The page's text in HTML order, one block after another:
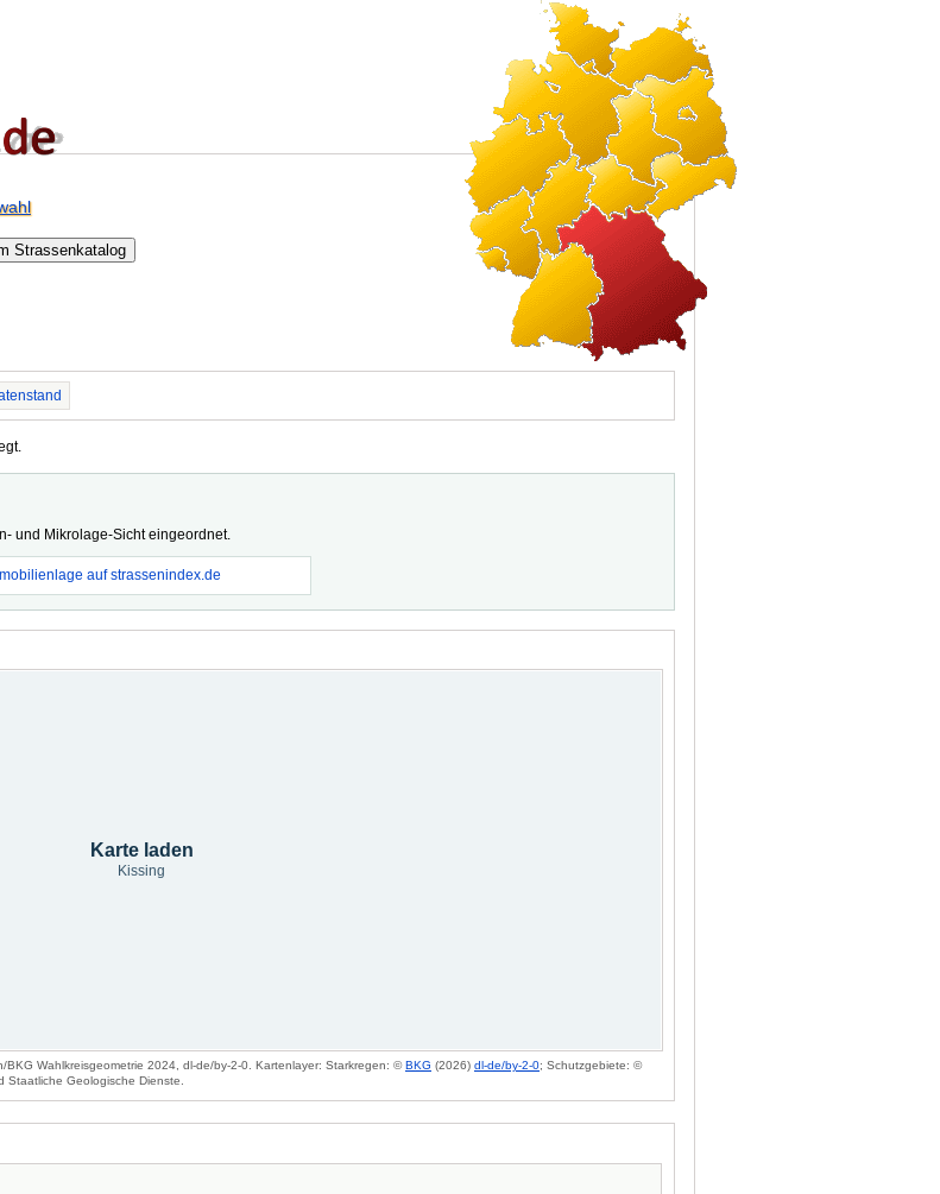
und Mikrolage-Sicht eingeordnet.
auf strassenindex.de
Karte laden
Kissing
BKG Wahlkreisgeometrie 2024, dl-de/by-2-0. Kartenlayer: Starkregen: ©BKG (2026) dl-de/by-2-0; Schutzgebiete: ©
Staatliche Geologische Dienste.